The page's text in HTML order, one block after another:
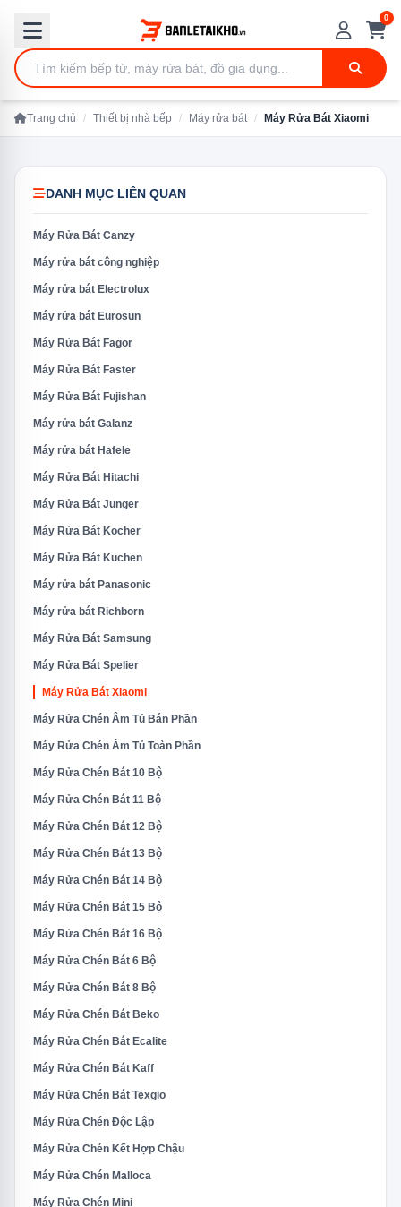
0
Trang chủ / Thiết bị nhà bếp / Máy rửa bát / Máy Rửa Bát Xiaomi
DANH MỤC LIÊN QUAN
Máy Rửa Bát Canzy
Máy rửa bát công nghiệp
Máy rửa bát Electrolux
Máy rửa bát Eurosun
Máy Rửa Bát Fagor
Máy Rửa Bát Faster
Máy Rửa Bát Fujishan
Máy rửa bát Galanz
Máy rửa bát Hafele
Máy Rửa Bát Hitachi
Máy Rửa Bát Junger
Máy Rửa Bát Kocher
Máy Rửa Bát Kuchen
Máy rửa bát Panasonic
Máy rửa bát Richborn
Máy Rửa Bát Samsung
Máy Rửa Bát Spelier
Máy Rửa Bát Xiaomi
Máy Rửa Chén Âm Tủ Bán Phần
Máy Rửa Chén Âm Tủ Toàn Phần
Máy Rửa Chén Bát 10 Bộ
Máy Rửa Chén Bát 11 Bộ
Máy Rửa Chén Bát 12 Bộ
Máy Rửa Chén Bát 13 Bộ
Máy Rửa Chén Bát 14 Bộ
Máy Rửa Chén Bát 15 Bộ
Máy Rửa Chén Bát 16 Bộ
Máy Rửa Chén Bát 6 Bộ
Máy Rửa Chén Bát 8 Bộ
Máy Rửa Chén Bát Beko
Máy Rửa Chén Bát Ecalite
Máy Rửa Chén Bát Kaff
Máy Rửa Chén Bát Texgio
Máy Rửa Chén Độc Lập
Máy Rửa Chén Kết Hợp Chậu
Máy Rửa Chén Malloca
Máy Rửa Chén Mini